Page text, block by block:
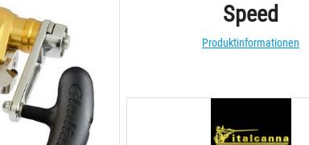
Speed
Produktinformationen